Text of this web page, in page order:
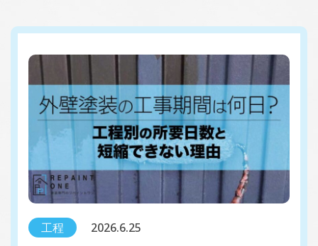
工程 2026.6.25